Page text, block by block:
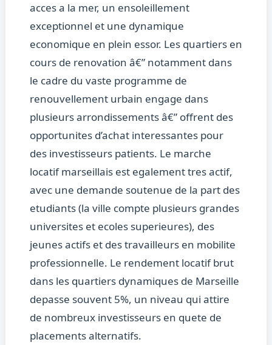
acces a la mer, un ensoleillement
exceptionnel et une dynamique
economique en plein essor. Les quartiers en
cours de renovation â€” notamment dans
le cadre du vaste programme de
renouvellement urbain engage dans
plusieurs arrondissements â€” offrent des
opportunites d’achat interessantes pour
des investisseurs patients. Le marche
locatif marseillais est egalement tres actif,
avec une demande soutenue de la part des
etudiants (la ville compte plusieurs grandes
universites et ecoles superieures), des
jeunes actifs et des travailleurs en mobilite
professionnelle. Le rendement locatif brut
dans les quartiers dynamiques de Marseille
depasse souvent 5%, un niveau qui attire
de nombreux investisseurs en quete de
placements alternatifs.